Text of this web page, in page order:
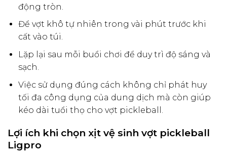
động tròn.
Để vợt khô tự nhiên trong vài phút trước khi
cất vào túi.
Lặp lại sau mỗi buổi chơi để duy trì độ sáng và
sạch.
Việc sử dụng đúng cách không chỉ phát huy
tối đa công dụng của dung dịch mà còn giúp
kéo dài tuổi thọ cho vợt pickleball.
Lợi ích khi chọn xịt vệ sinh vợt pickleball
Ligpro